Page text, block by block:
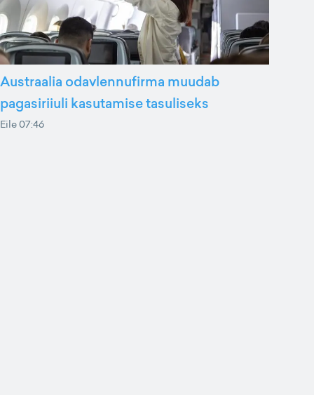
Austraalia odavlennufirma muudab
pagasiriiuli kasutamise tasuliseks
Eile 07:46